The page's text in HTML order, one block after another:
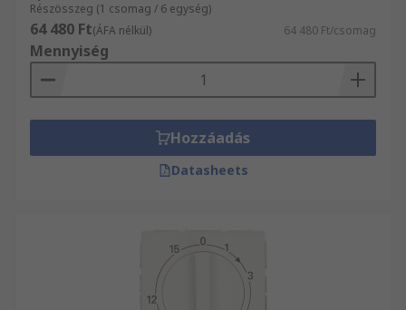
Részösszeg (1 csomag / 6 egység)
64 480 Ft(ÁFA nélkül) 64 480 Ft/csomag
Mennyiség
Hozzáadás
Datasheets